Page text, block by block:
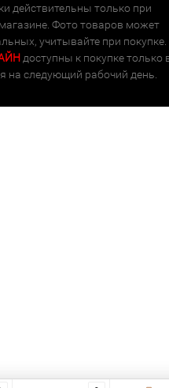
действительны только при
Фото товаров может
учитывайте при покупке.
доступны к покупке только
на следующий рабочий день.